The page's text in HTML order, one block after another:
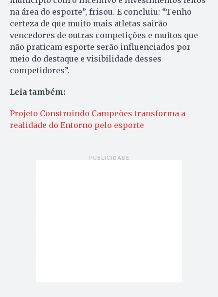
na área do esporte”, frisou. E concluiu: “Tenho
certeza de que muito mais atletas sairão
vencedores de outras competições e muitos que
não praticam esporte serão influenciados por
meio do destaque e visibilidade desses
competidores”.
Leia também:
Projeto Construindo Campeões transforma a
realidade do Entorno pelo esporte